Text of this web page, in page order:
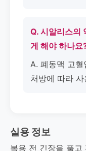
Q. 시알리스의
게 해야 하나요
A. 폐동맥 고
처방에 따라 사
실용 정보
복용 전 긴장을 풀고